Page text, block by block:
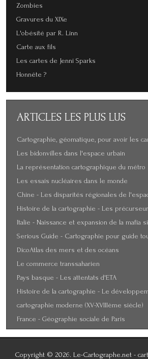
Zombies
Gravures du XIXe
L'obésité par R. Linn
Carte aux fils
Les cartes de Jenni Sparks
Honnête ?
ARTICLES LES PLUS LUS
Cartographie, géomatique, pour avoir les
Les bidonvilles dans l'espace urbain
La représentation cartographique du métro
Les essais nucléaires dans le monde
Chine - Les disparités régionales de
Histoire de la cartographie - Les
Italie - Naissance et expansion de la mafia
Serious Guide - Cartographie pour guide
DicoAtlas des mers et des océans
Le commerce transsaharien
Pays basque - Les attentats d'ETA
Histoire de la cartographie - Le
cartographie moderne (XV-XVIIIème siècle)
France - Géographie sociale de Paris
Copyright © 2026. Le-Cartographe.net -